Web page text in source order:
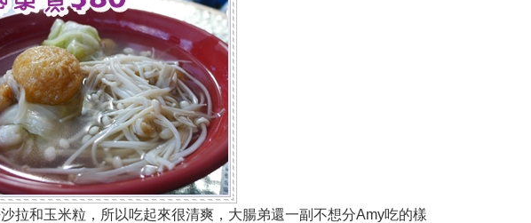
拉和玉米粒，所以吃起來很清爽，大腸弟還一副不想分Amy吃的樣